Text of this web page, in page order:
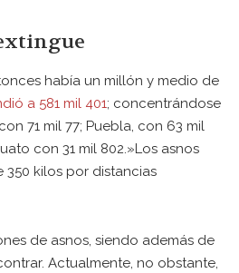
había un millón y medio de
a 581 mil 401; concentrándose
71 mil 77; Puebla, con 63 mil
con 31 mil 802.»Los asnos
kilos por distancias
de asnos, siendo además de
Actualmente, no obstante,